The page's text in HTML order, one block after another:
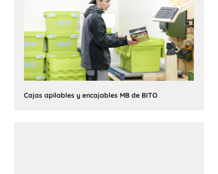
Cajas apilables y encajables MB de BITO